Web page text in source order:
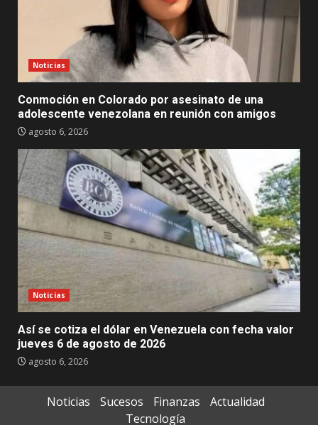
Noticias
Conmoción en Colorado por asesinato de una
adolescente venezolana en reunión con amigos
agosto 6, 2026
Noticias
Así se cotiza el dólar en Venezuela con fecha valor
jueves 6 de agosto de 2026
agosto 6, 2026
Noticias Sucesos Finanzas
Actualidad
Tecnología